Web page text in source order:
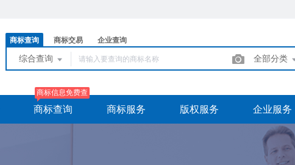
商标查询 商标交易 企业查询
综合查询 全部分类
商标查询
商标信息免费查
商标服务 版权服务 企业服务